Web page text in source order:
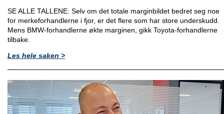
SE ALLE TALLENE: Selv om det totale marginbildet bedret seg noe
for merkeforhandlerne i fjor, er det flere som har store underskudd.
Mens BMW-forhandlerne økte marginen, gikk Toyota-forhandlerne
tilbake.
Les hele saken >